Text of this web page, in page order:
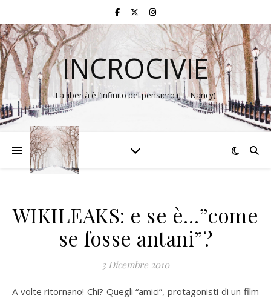
INCROCIVIE
La libertà è l’infinito del pensiero (J-L. Nancy)
WIKILEAKS: e se è…”come
se fosse antani”?
3 Dicembre 2010
A volte ritornano! Chi? Quegli “amici”, protagonisti di un film